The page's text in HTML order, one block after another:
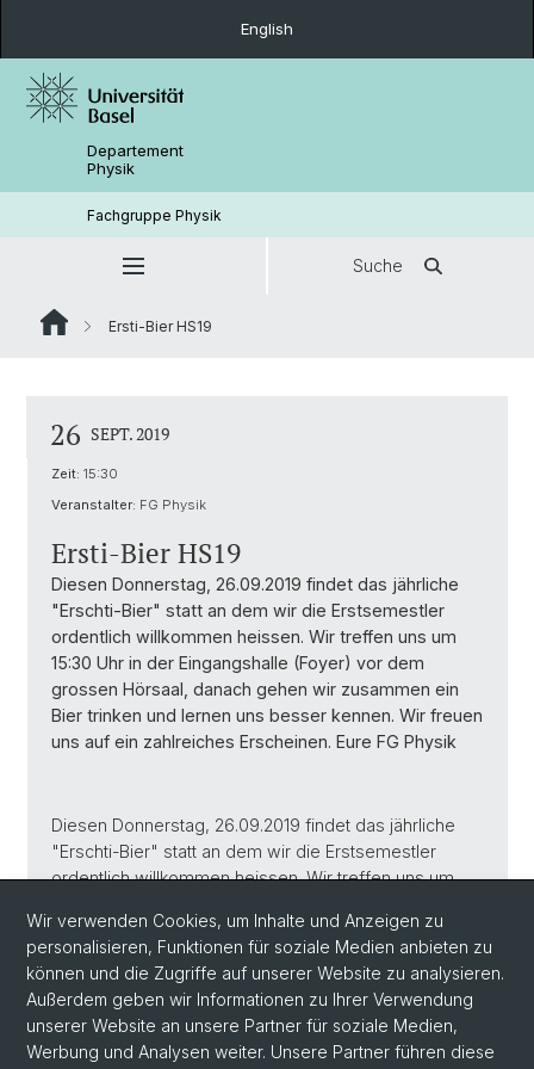
English
Departement
Physik
Fachgruppe Physik
Suche
Ersti-Bier HS19
26 SEPT. 2019
Zeit: 15:30
Veranstalter: FG Physik
Ersti-Bier HS19
Diesen Donnerstag, 26.09.2019 findet das jährliche
"Erschti-Bier" statt an dem wir die Erstsemestler
ordentlich willkommen heissen. Wir treffen uns um
15:30 Uhr in der Eingangshalle (Foyer) vor dem
grossen Hörsaal, danach gehen wir zusammen ein
Bier trinken und lernen uns besser kennen. Wir freuen
uns auf ein zahlreiches Erscheinen. Eure FG Physik
Diesen Donnerstag, 26.09.2019 findet das jährliche
"Erschti-Bier" statt an dem wir die Erstsemestler
ordentlich willkommen heissen. Wir treffen uns um
grossen Hörsaal, danach gehen wir zusammen ein
Bier trinken und lernen uns besser kennen. Wir freuen
uns auf ein zahlreiches Erscheinen. Eure FG Physik
Zurück
Wir verwenden Cookies, um Inhalte und Anzeigen zu
personalisieren, Funktionen für soziale Medien anbieten zu
können und die Zugriffe auf unserer Website zu analysieren.
Außerdem geben wir Informationen zu Ihrer Verwendung
unserer Website an unsere Partner für soziale Medien,
Werbung und Analysen weiter. Unsere Partner führen diese